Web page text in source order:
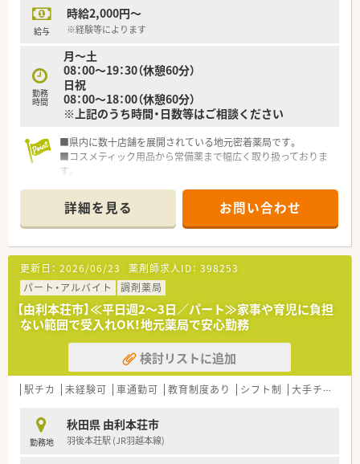
給与
時給2,000円～
※経験等によります
勤務
時間
月～土
08：00～19：30（休憩60分）
日祝
08：00～18：00（休憩60分）
※上記のうち時間・日数等はご相談ください
■県内に数十店舗を展開されている地元密着薬局です。
■コスメティック用品から常備薬まで幅広く取り扱っておりま
す。
薬局を目指しています。
■研修制度も整った企業様ですのでスキルＵＰできます。
詳細を見る お問い合わせ
更新日： 2026/06/23 薬剤師求人ID： 398253
パート・アルバイト
調剤薬局
【由利本荘市】≪平日週2～3日／パート≫家事や育児に負担
ない範囲で受入れOK！地元薬局で安心勤務
検討リストに追加
駅チカ 未経験可 車通勤可 教育制度あり シフト制 大手チェーン以外
勤務地
秋田県 由利本荘市
羽後本荘駅 (JR羽越本線)